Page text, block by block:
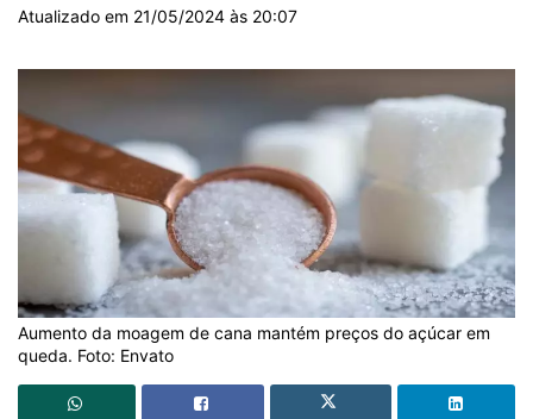
Atualizado em 21/05/2024 às 20:07
Aumento da moagem de cana mantém preços do açúcar em
queda. Foto: Envato